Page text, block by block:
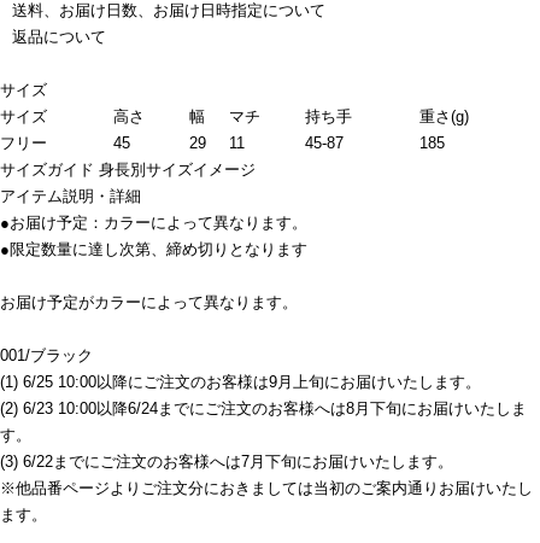
送料、お届け日数、お届け日時指定について
返品について
サイズ
サイズ
高さ 幅 マチ 持ち手
重さ(g)
フリー
45 29 11 45-87
185
サイズガイド 身長別サイズイメージ
アイテム説明・詳細
●お届け予定：カラーによって異なります。
●限定数量に達し次第、締め切りとなります
お届け予定がカラーによって異なります。
001/ブラック
(1) 6/25 10:00以降にご注文のお客様は9月上旬にお届けいたします。
(2) 6/23 10:00以降6/24までにご注文のお客様へは8月下旬にお届けいたしま
す。
(3) 6/22までにご注文のお客様へは7月下旬にお届けいたします。
※他品番ページよりご注文分におきましては当初のご案内通りお届けいたし
ます。